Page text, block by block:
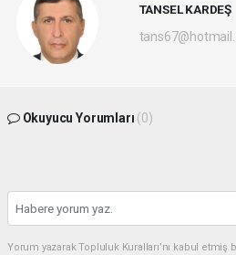
TANSEL KARDEŞ
Okuyucu Yorumları (0)
Yorum yazarak Topluluk Kuralları’nı kabul etmiş